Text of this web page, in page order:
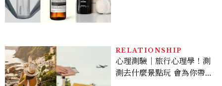
RELATIONSHIP
心理測驗｜旅行心理學！測
測去什麼景點玩 會為你帶來